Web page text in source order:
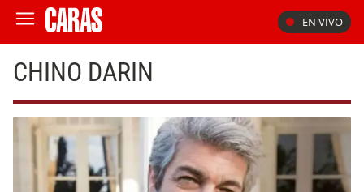
EN VIVO
CHINO DARIN